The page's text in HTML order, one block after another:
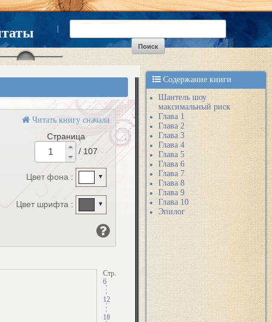
Читать книгу сначала
Страница
/ 107
Цвет фона : ▼
Цвет шрифта : ▼
Стр.
6
12
18
Содержание книги
Шантель шоу
максимальный риск
Глава 1
Глава 2
Глава 3
Глава 4
Глава 5
Глава 6
Глава 7
Глава 8
Глава 9
Глава 10
Эпилог